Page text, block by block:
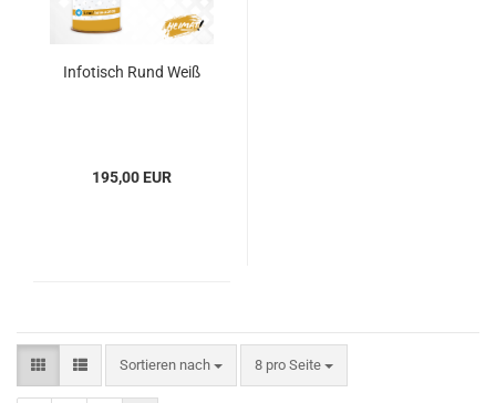
Infotisch Rund Weiß
195,00 EUR
Sortieren nach
Sortieren nach 8 pro Seite
pro Seite